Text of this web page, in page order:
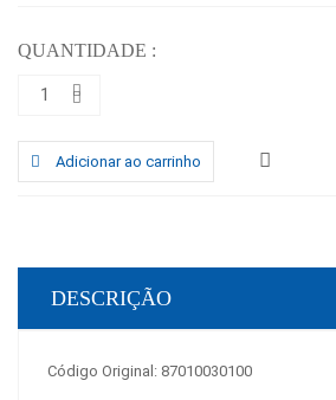
QUANTIDADE :
Adicionar ao carrinho
DESCRIÇÃO
Código Original: 87010030100